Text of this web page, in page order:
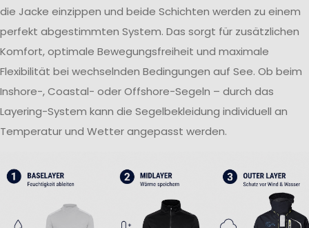
die Jacke einzippen und beide Schichten werden zu einem
perfekt abgestimmten System. Das sorgt für zusätzlichen
Komfort, optimale Bewegungsfreiheit und maximale
Flexibilität bei wechselnden Bedingungen auf See. Ob beim
Inshore-, Coastal- oder Offshore-Segeln – durch das
Layering-System kann die Segelbekleidung individuell an
Temperatur und Wetter angepasst werden.